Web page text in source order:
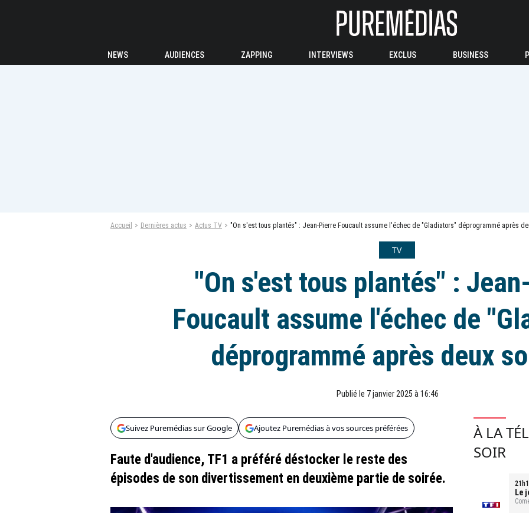
NEWS AUDIENCES ZAPPING INTERVIEWS EXCLUS BUSINESS
Accueil Dernières actus Actus TV "On s'est tous plantés" : Jean-Pierre Foucault assume l'échec de "Gladiators" déprogrammé après
TV
"On s'est tous plantés" :
Foucault assume l'échec de
déprogrammé après deux
Publié le 7 janvier 2025 à 16:46
Suivez Puremédias sur Google Ajoutez Puremédias à vos sources préférées
Faute d'audience, TF1 a préféré déstocker le reste des
épisodes de son divertissement en deuxième partie de soirée.
À LA
SOIR
Le